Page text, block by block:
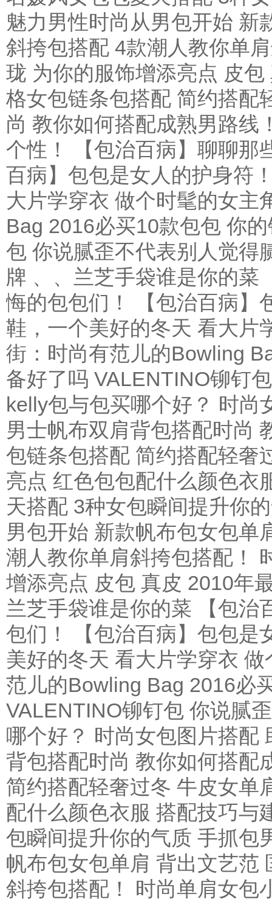
魅力男性时尚从男包开始 新
斜挎包搭配 4款潮人教你单
珑 为你的服饰增添亮点 皮包
格女包链条包搭配 简约搭配
尚 教你如何搭配成熟男路线
个性！
【包治百病】聊聊
百病】包包是女人的护身符
大片学穿衣 做个时髦的女主
Bag 2016必买10款包包 你
包 你说腻歪不代表别人觉得
牌 、、兰芝手袋谁是你的菜
悔的包包们！
【包治百病
鞋，一个美好的冬天 看大片
街：时尚有范儿的Bowling
备好了吗 VALENTINO铆钉
kelly包与包买哪个好？ 时尚
男士帆布双肩背包搭配时尚
包链条包搭配 简约搭配轻奢
亮点 红色包包配什么颜色衣
天搭配 3种女包瞬间提升你
男包开始 新款帆布包女包单
潮人教你单肩斜挎包搭配！
增添亮点 皮包 真皮 2010年
兰芝手袋谁是你的菜
【包
包们！
【包治百病】包包是
美好的冬天 看大片学穿衣
范儿的Bowling Bag 2016必
VALENTINO铆钉包 你说腻
哪个好？ 时尚女包图片搭配
背包搭配时尚 教你如何搭配
简约搭配轻奢过冬 牛皮女单
配什么颜色衣服 搭配技巧与
包瞬间提升你的气质 手抓包
帆布包女包单肩 背出文艺范
斜挎包搭配！
时尚单肩女包